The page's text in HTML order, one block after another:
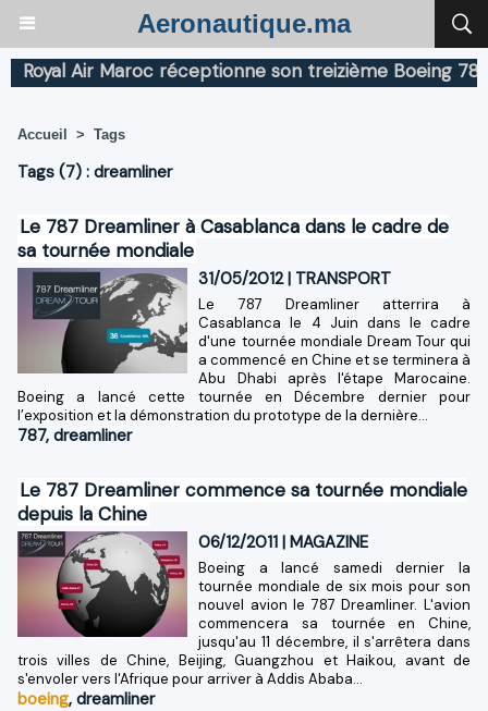
Aeronautique.ma
Air Maroc réceptionne son treizième Boeing 787
Accueil > Tags
Tags (7) : dreamliner
Le 787 Dreamliner à Casablanca dans le cadre de
sa tournée mondiale
31/05/2012| TRANSPORT
Le 787 Dreamliner atterrira à
Casablanca le 4 Juin dans le cadre
d'une tournée mondiale Dream Tour qui
a commencé en Chine et se terminera à
Abu Dhabi après l'étape Marocaine.
Boeing a lancé cette tournée en Décembre dernier pour
l’exposition et la démonstration du prototype de la dernière...
787, dreamliner
Le 787 Dreamliner commence sa tournée mondiale
depuis la Chine
06/12/2011 |MAGAZINE
Boeing a lancé samedi dernier la
tournée mondiale de six mois pour son
nouvel avion le 787 Dreamliner. L'avion
commencera sa tournée en Chine,
jusqu'au 11 décembre, il s'arrêtera dans
trois villes de Chine, Beijing, Guangzhou et Haikou, avant de
s'envoler vers l'Afrique pour arriver à Addis Ababa...
boeing, dreamliner